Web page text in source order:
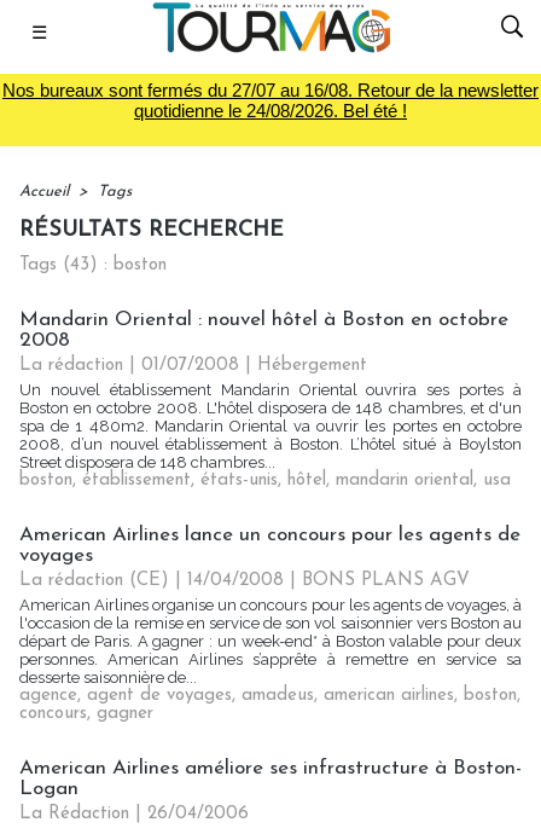
☰
Nos bureaux sont fermés du 27/07 au 16/08. Retour de la newsletter
quotidienne le 24/08/2026. Bel été !
Accueil > Tags
RÉSULTATS RECHERCHE
Tags (43) : boston
Mandarin Oriental : nouvel hôtel à Boston en octobre
2008
La rédaction | 01/07/2008
Hébergement
Un nouvel établissement Mandarin Oriental ouvrira ses portes à
Boston en octobre 2008. L'hôtel disposera de 148 chambres, et d'un
spa de 1 480m2. Mandarin Oriental va ouvrir les portes en octobre
2008, d’un nouvel établissement à Boston. L’hôtel situé à Boylston
Street disposera de 148 chambres...
boston, établissement, états-unis, hôtel, mandarin oriental, usa
American Airlines lance un concours pour les agents de
voyages
La rédaction (CE) | 14/04/2008
BONS PLANS AGV
American Airlines organise un concours pour les agents de voyages, à
l'occasion de la remise en service de son vol saisonnier vers Boston au
départ de Paris. A gagner : un week-end* à Boston valable pour deux
personnes. American Airlines s’apprête à remettre en service sa
desserte saisonnière de...
agence, agent de voyages, amadeus, american airlines, boston,
concours, gagner
American Airlines améliore ses infrastructure à Boston-
Logan
La Rédaction | 26/04/2006